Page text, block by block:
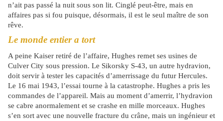
n’ait pas passé la nuit sous son lit. Cinglé peut-être, mais en
affaires pas si fou puisque, désormais, il est le seul maître de son
rêve.
Le monde entier a tort
A peine Kaiser retiré de l’affaire, Hughes remet ses usines de
Culver City sous pression. Le Sikorsky S-43, un autre hydravion,
doit servir à tester les capacités d’amerrissage du futur Hercules.
Le 16 mai 1943, l’essai tourne à la catastrophe. Hughes a pris les
commandes de l’appareil. Mais au moment d’amerrir, l’hydravion
se cabre anormalement et se crashe en mille morceaux. Hughes
s’en sort avec une nouvelle fracture du crâne, mais un ingénieur et